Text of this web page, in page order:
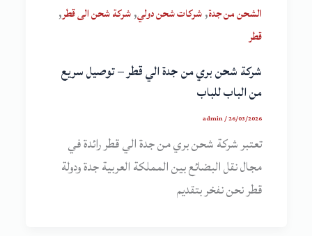
الشحن من جدة,شركات شحن دولي,شركة شحن الى قطر,
قطر
شركة شحن بري من جدة الي قطر – توصيل سريع
من الباب للباب
admin/26/03/2026
تعتبر شركة شحن بري من جدة الي قطر رائدة في
مجال نقل البضائع بين المملكة العربية جدة ودولة
قطر نحن نفخر بتقديم